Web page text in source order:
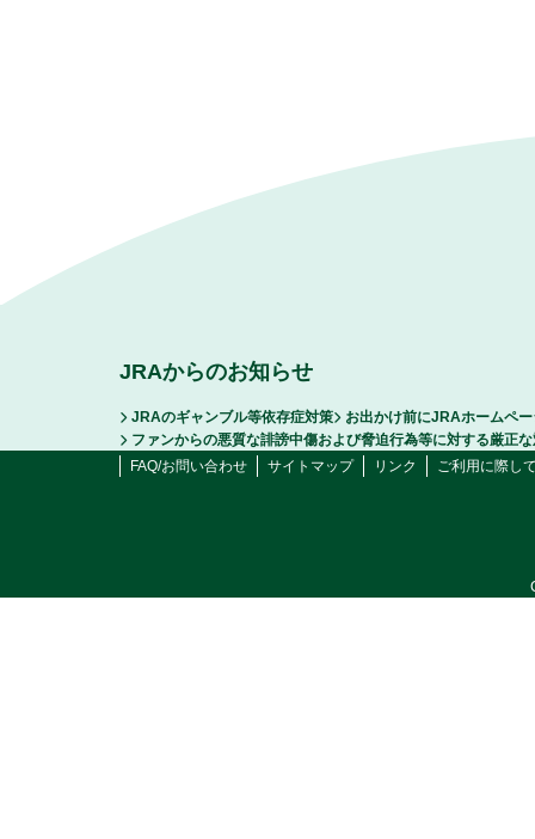
JRAからのお知らせ
JRAのギャンブル等依存症対策
お出かけ前にJRAホームペ
ファンからの悪質な誹謗中傷および脅迫行為等に対する厳正
FAQ/お問い合わせ
サイトマップ リンク ご利用に際し